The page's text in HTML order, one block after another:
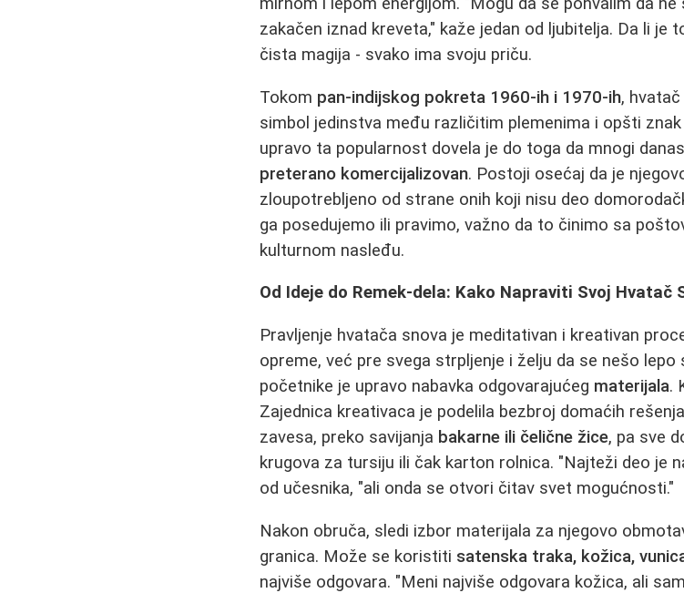
zakačen iznad kreveta," kaže jedan od ljubitelja. Da li je
čista magija - svako ima svoju priču.
Tokom pan-indijskog pokreta 1960-ih i 1970-ih,
simbol jedinstva među različitim plemenima i opšti
upravo ta popularnost dovela je do toga da mnogi
preterano komercijalizovan. Postoji osećaj da je
zloupotrebljeno od strane onih koji nisu deo
ga posedujemo ili pravimo, važno da to činimo sa
kulturnom nasleđu.
Od Ideje do Remek-dela: Kako Napraviti Svoj Hvatač
Pravljenje hvatača snova je meditativan i kreativan
opreme, već pre svega strpljenje i želju da se nešo
početnike je upravo nabavka odgovarajućeg materijala.
Zajednica kreativaca je podelila bezbroj domaćih
zavesa, preko savijanja bakarne ili čelične žice, pa sve
krugova za tursiju ili čak karton rolnica. "Najteži deo je
od učesnika, "ali onda se otvori čitav svet mogućnosti."
Nakon obruča, sledi izbor materijala za njegovo
granica. Može se koristiti satenska traka, kožica,
najviše odgovara. "Meni najviše odgovara kožica, ali